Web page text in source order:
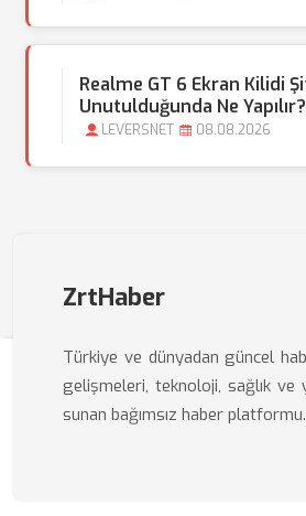
Realme GT 6 Ekran Kilidi
Unutulduğunda Ne Yapılır?
LEVERSNET 08.08.2026
ZrtHaber
Türkiye ve dünyadan güncel
gelişmeleri, teknoloji, sağlık ve
sunan bağımsız haber platformu.